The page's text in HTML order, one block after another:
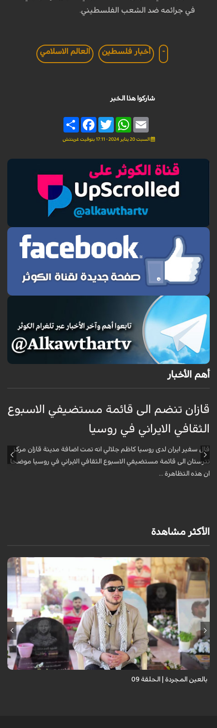
في جرائمه ضد الشعب الفلسطيني.
- أخبار فلسطين العالم الاسلامي
شاركوا هذا الخبر
Share
FacebookTwitter
WhatsAppEmail
السبت 20 يناير 2024 - 17:11 بتوقيت غرينتش
أهم الأخبار
قازان تنضم الى قائمة مستضيفي الاسبوع
الثقافي الايراني في روسيا
قال سفير ايران لدى روسيا كاظم جلالي انه تمت اضافة مدينة قازان مركز
تترستان الى قائمة مستضيفي الاسبوع الثقافي الايراني في روسيا موضحا
ان هذه التظاهرة ...
الأكثر مشاهدة
برنامج "بالعين المجردة" هو توثيق إنسانيٌّ شجاعٌ للحياة تحت وطأة الحرب،
حيث نستمع فيه إلى شهاداتٍ حيّةٍ لأشخاص عايشوا التفجيرات والدمار، فنرى
بعيونهم ت...
بالعين المجردة | الحلقة 09